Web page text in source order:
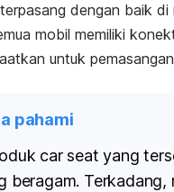
dengan baik di
mobil memiliki
untuk
pahami
car seatyang
beragam. Terkadang,